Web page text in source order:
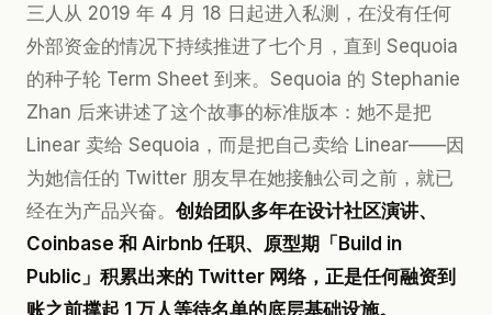
三人从 2019 年 4 月 18 日起进入私测，在没有任何
外部资金的情况下持续推进了七个月，直到 Sequoia
的种子轮 Term Sheet 到来。Sequoia 的 Stephanie
Zhan 后来讲述了这个故事的标准版本：她不是把
Linear 卖给 Sequoia，而是把自己卖给 Linear——因
为她信任的 Twitter 朋友早在她接触公司之前，就已
经在为产品兴奋。 创始团队多年在设计社区演讲、
Coinbase 和 Airbnb 任职、原型期「Build in
Public」积累出来的 Twitter 网络，正是任何融资到
账之前撑起 1 万人等待名单的底层基础设施。